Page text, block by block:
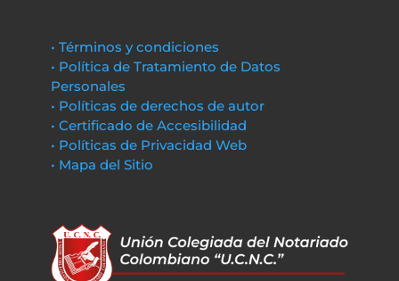
• Términos y condiciones
• Política de Tratamiento de Datos
Personales
• Políticas de derechos de autor
• Certificado de Accesibilidad
• Políticas de Privacidad Web
• Mapa del Sitio